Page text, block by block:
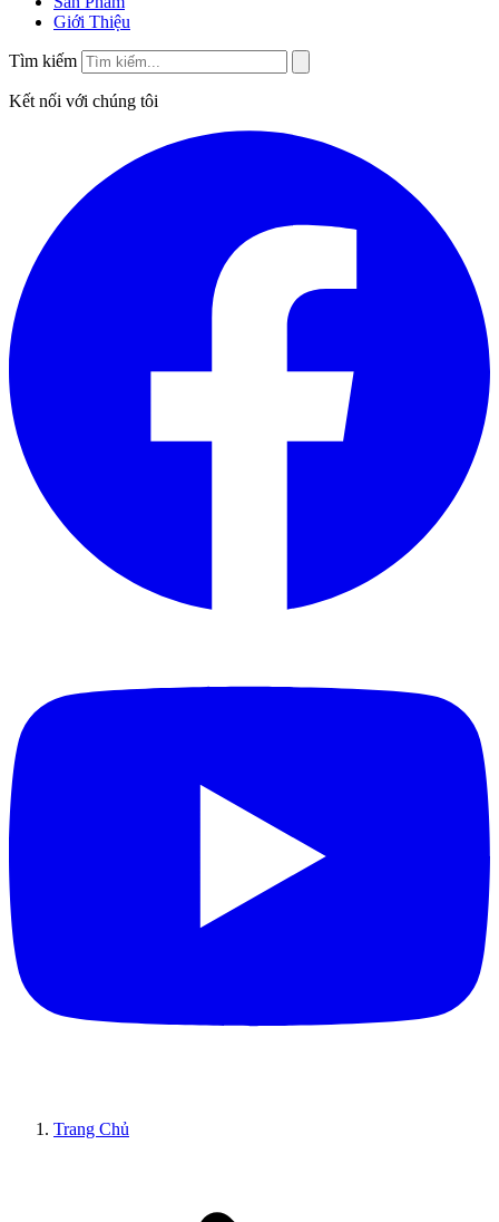
Giới Thiệu
Tìm kiếm
Kết nối với chúng tôi
Trang Chủ